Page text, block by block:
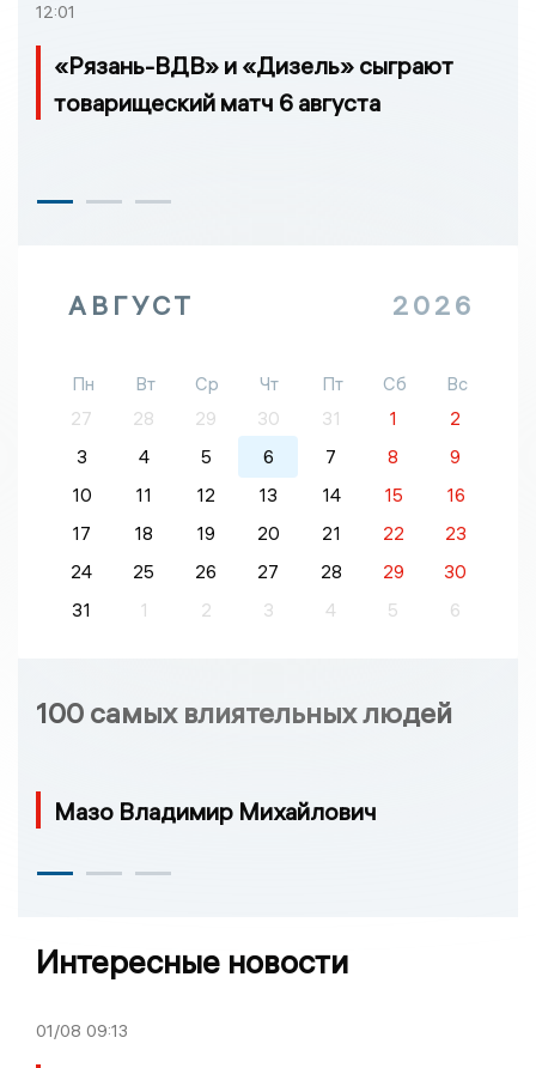
12:01
«Рязань-ВДВ» и «Дизель» сыграют
товарищеский матч 6 августа
АВГУСТ 2026
Пн Вт Ср Чт Пт Сб
Вс
27
28 29 30 31 1
2
3
4 5 6 7 8
9
10
11 12 13 14 15
16
17
18 19 20 21 22
23
24
25 26 27 28 29
30
31
1 2 3 4 5 6
100 самых влиятельных людей
Мазо Владимир Михайлович
Интересные новости
01/08 09:13